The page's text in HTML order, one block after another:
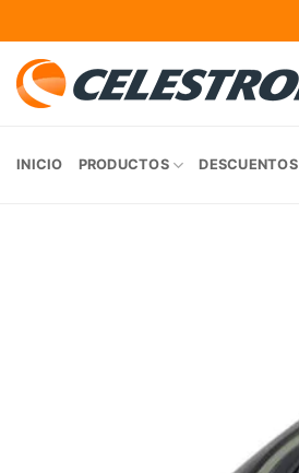
to
content
INICIO PRODUCTOS DESCUENTOS